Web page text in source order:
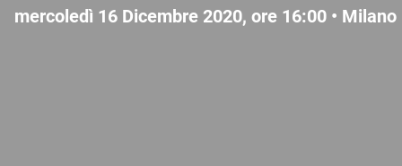
mercoledì 16 Dicembre 2020, ore 16:00 • Milano